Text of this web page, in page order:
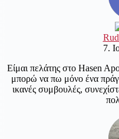
7.
Είμαι πελάτης στο Hasen
μπορώ να πω μόνο ένα
ικανές συμβουλές,